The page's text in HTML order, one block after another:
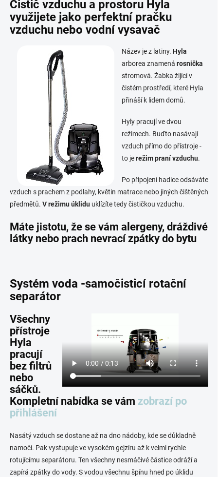
á
d
a
Čistič vzduchu a prostoru Hyla
využijete jako perfektní pračku
vzduchu nebo vodní vysavač
Název je z latiny. Hyla
arborea znamená rosnička
stromová. Žabka žijící v
čistém prostředí, které Hyla
přináší k lidem domů.
Hyly pracují ve dvou
režimech. Buďto nasávají
vzduch přímo do přístroje -
to jerežim praní vzduchu.
Po připojení hadice odsáváte
vzduch s prachem z podlahy, květin matrace nebo jiných čištěných
předmětů. V režimu úklidu uklízíte tedy čističkou vzduchu.
Máte jistotu, že se vám alergeny, dráždivé
látky nebo prach nevrací zpátky do bytu
Systém voda -samočisticí rotační
separátor
Všechny
přístroje
Hyla
pracují
bez filtrů
nebo
sáčků.
Kompletní nabídka se vám zobrazí po
přihlášení
Nasátý vzduch se dostane až na dno nádoby, kde se důkladně
namočí. Pak vystupuje ve vysokém gejzíru až k velmi rychle
rotujícímu separátoru. Ten všechny nesmáčivé částice odráží a
zapírá zpátky do vody. S vodou všechnu špínu hned po úklidu